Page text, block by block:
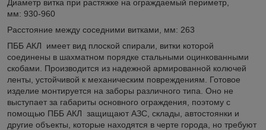
Диаметр витка при растяжке на ограждаемый периметр,
мм: 930-960
Расстояние между соседними витками, мм: 263
ПББ АКЛ имеет вид плоской спирали, витки которой
соединены в шахматном порядке стальными оцинкованными
скобами. Производится из надежной армированной колючей
ленты, устойчивой к механическим повреждениям. Готовое
изделие монтируется на заборы различного типа. Оно не
выступает за габариты основного ограждения, поэтому с
помощью ПББ АКЛ защищают АЗС, склады, автостоянки и
другие объекты, которые находятся в черте города, но требуют